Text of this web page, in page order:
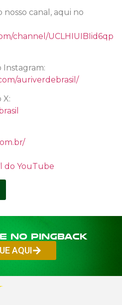
canal, aqui no
channel/UCLHIUIBIid6qp
Instagram:
auriverdebrasil/
X:
do YouTube
no PINGBACK
AQUI